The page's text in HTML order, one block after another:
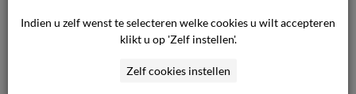
Waar gaat de uitspraak over? Het geschil gaat
over het per direct opzeggen van de
overeenkomst door de ondernemer. Volgens de
Indien u zelf wenst te selecteren welke cookies u wilt accepteren
klikt u op 'Zelf instellen'.
Zelf cookies instellen